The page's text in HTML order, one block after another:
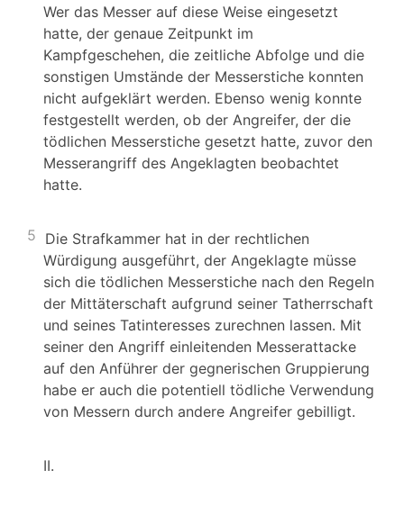
Wer das Messer auf diese Weise eingesetzt
hatte, der genaue Zeitpunkt im
Kampfgeschehen, die zeitliche Abfolge und die
sonstigen Umstände der Messerstiche konnten
nicht aufgeklärt werden. Ebenso wenig konnte
festgestellt werden, ob der Angreifer, der die
tödlichen Messerstiche gesetzt hatte, zuvor den
Messerangriff des Angeklagten beobachtet
hatte.
5 Die Strafkammer hat in der rechtlichen
Würdigung ausgeführt, der Angeklagte müsse
sich die tödlichen Messerstiche nach den Regeln
der Mittäterschaft aufgrund seiner Tatherrschaft
und seines Tatinteresses zurechnen lassen. Mit
seiner den Angriff einleitenden Messerattacke
auf den Anführer der gegnerischen Gruppierung
habe er auch die potentiell tödliche Verwendung
von Messern durch andere Angreifer gebilligt.
II.